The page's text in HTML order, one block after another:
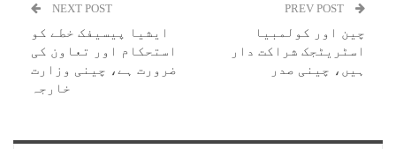
چین اور کولمبیا
اسٹریٹجک شراکت دار
ہیں، چینی صدر
NEXT POST
ایشیا پیسیفک خطے کو
استحکام اور تعاون کی
ضرورت ہے، چینی وزارت
خارجہ